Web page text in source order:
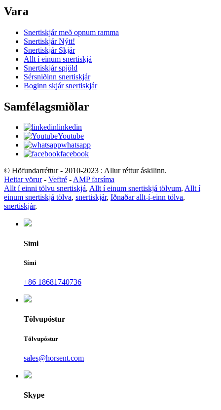
Vara
Snertiskjár með opnum ramma
Snertiskjár Nýtt!
Snertiskjár Skjár
Allt í einum snertiskjá
Snertiskjár spjöld
Sérsniðinn snertiskjár
Boginn skjár snertiskjár
Samfélagsmiðlar
linkedin
Youtube
whatsapp
facebook
© Höfundarréttur - 2010-2023 : Allur réttur áskilinn.
Heitar vörur- Veftré -AMP farsíma
Allt í einni tölvu snertiskjá, Allt í einum snertiskjá tölvum, Allt í
einum snertiskjá tölva, snertiskjár, Iðnaðar allt-í-einn tölva,
snertiskjár,
Sími
Sími
+86 18681740736
Tölvupóstur
Tölvupóstur
sales@horsent.com
Skype